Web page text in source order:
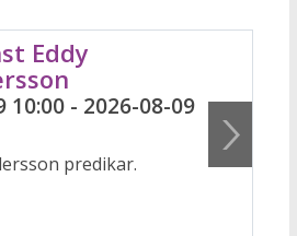
Eddy
10:00 - 2026-08-09
predikar.